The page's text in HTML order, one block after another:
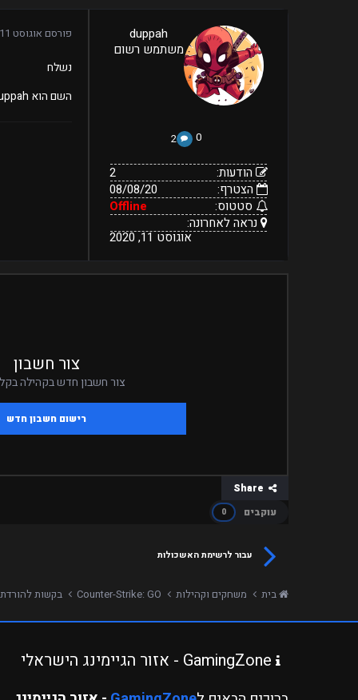
הודעות:
הצטרף:
סטטוס:
Offline
נראה
לאחרונה:
אוגוסט
duppah
משתמש רשום
0
2
הודעות:
2
הצטרף:
08/08/20
סטטוס:
Offline
נראה לאחרונה:
אוגוסט 11, 2020
פורסם אוגוסט 11, 2020
נשלח
השם הוא duppah בדיסקורד
צור חשבון
צור חשבון חדש בקהילה
רישום חשבון חדש
עוקבים
0
עבור לרשימת האשכולות
בית משחקים וקהילות Counter-Strike: GO בקשות